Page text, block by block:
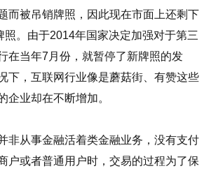
而被吊销牌照，因此现在市面上还剩下
照。由于2014年国家决定加强对于第三
在当年7月份，就暂停了新牌照的发
下，互联网行业像是蘑菇街、有赞这些
企业却在不断增加。
从事金融活着类金融业务，没有支付
户或者普通用户时，交易的过程为了保